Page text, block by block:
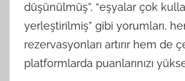
düşünülmüş”, “eşyalar çok
yerleştirilmiş” gibi yorumları,
rezervasyonları artırır hem de
platformlarda puanlarınızı